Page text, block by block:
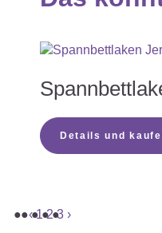
Details und
‹ 1 2 3 ›